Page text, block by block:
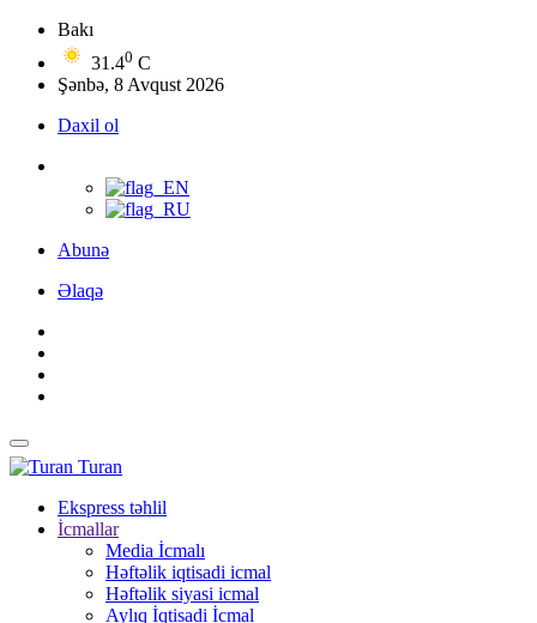
Bakı
31.40 C
Şənbə, 8 Avqust 2026
Daxil ol
Abunə
Əlaqə
Turan
Ekspress təhlil
İcmallar
Media İcmalı
Həftəlik iqtisadi icmal
Həftəlik siyasi icmal
Aylıq İqtisadi İcmal